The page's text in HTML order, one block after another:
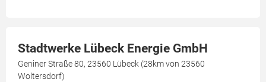
Stadtwerke Lübeck Energie GmbH
Geniner Straße 80, 23560 Lübeck (28km von 23560
Woltersdorf)